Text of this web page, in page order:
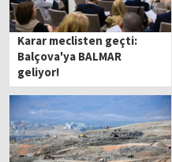
Karar meclisten geçti:
Balçova'ya BALMAR
geliyor!